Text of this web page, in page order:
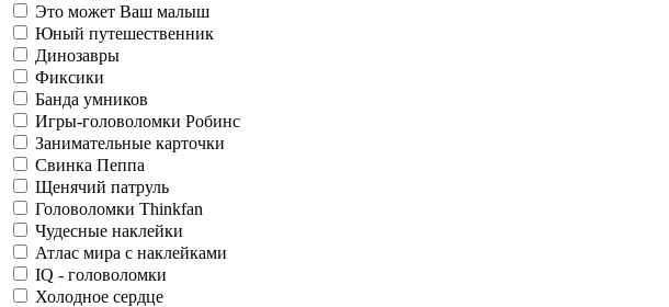
Это может Ваш малыш
Юный путешественник
Динозавры
Фиксики
Банда умников
Игры-головоломки Робинс
Занимательные карточки
Свинка Пеппа
Щенячий патруль
Головоломки Thinkfan
Чудесные наклейки
Атлас мира с наклейками
IQ - головоломки
Холодное сердце